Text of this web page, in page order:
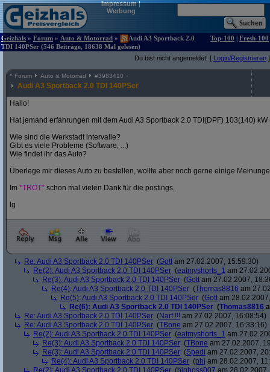
Impressum|
Werbung
Geizhals » Forum » Auto & Motorrad »
Audi A3 Sportback 2.0
TDI 140PSer (546 Beiträge, 18638 Mal gelesen)
Top-100 | Fresh-100
Du bist nicht angemeldet. [ Login/Registrieren ]
^ Forum Auto & Motorrad #3983410
Audi A3 Sportback 2.0 TDI 140PSer
Hallo!
Hat jemand erfahrungen mit dem Audi A3 Sportback 2.0 TDI(DPF) 103(140)
Wie sind die Werkstadt intervalle?
Gibt es viele Probleme (Software, ...)
Wie findet ihr das Auto?
Überlege mir dieses Auto zu bestellen, wollte aber noch gerne einige
Im *TRÖT* schon mal vielen Dank für die postings,
lg
Re: Audi A3 Sportback 2.0 TDI 140PSer (Gott am 27.02.2007, 15:59:30)
Re(2): Audi A3 Sportback 2.0 TDI 140PSer (eatmyshorts_1 am
Re(3): Audi A3 Sportback 2.0 TDI 140PSer (Gott am 27.02.2007,
Re(4): Audi A3 Sportback 2.0 TDI 140PSer (Thomas8816 am
Re(5): Audi A3 Sportback 2.0 TDI 140PSer (Gott am
Re(6): Audi A3 Sportback 2.0 TDI 140PSer (Thomas8816
Re: Audi A3 Sportback 2.0 TDI 140PSer (Narf !!! am 27.02.2007, 16:08:54)
Re: Audi A3 Sportback 2.0 TDI 140PSer (TBone am 27.02.2007, 16:33:16)
Re(2): Audi A3 Sportback 2.0 TDI 140PSer (eatmyshorts_1 am
Re(3): Audi A3 Sportback 2.0 TDI 140PSer (TBone am 27.02.2007,
Re(3): Audi A3 Sportback 2.0 TDI 140PSer (Spedi am 27.02.2007,
Re(4): Audi A3 Sportback 2.0 TDI 140PSer (phj am 28.02.2007,
Re(2): Audi A3 Sportback 2.0 TDI 140PSer (bigboss007 am